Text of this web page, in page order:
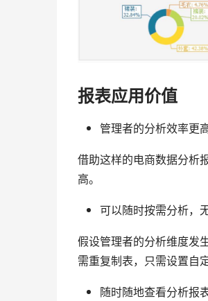
报表应用价值
管理者的分析效率更
借助这样的电商数据分析
高。
可以随时按需分析，
假设管理者的分析维度发
需重复制表，只需设置自
随时随地查看分析报